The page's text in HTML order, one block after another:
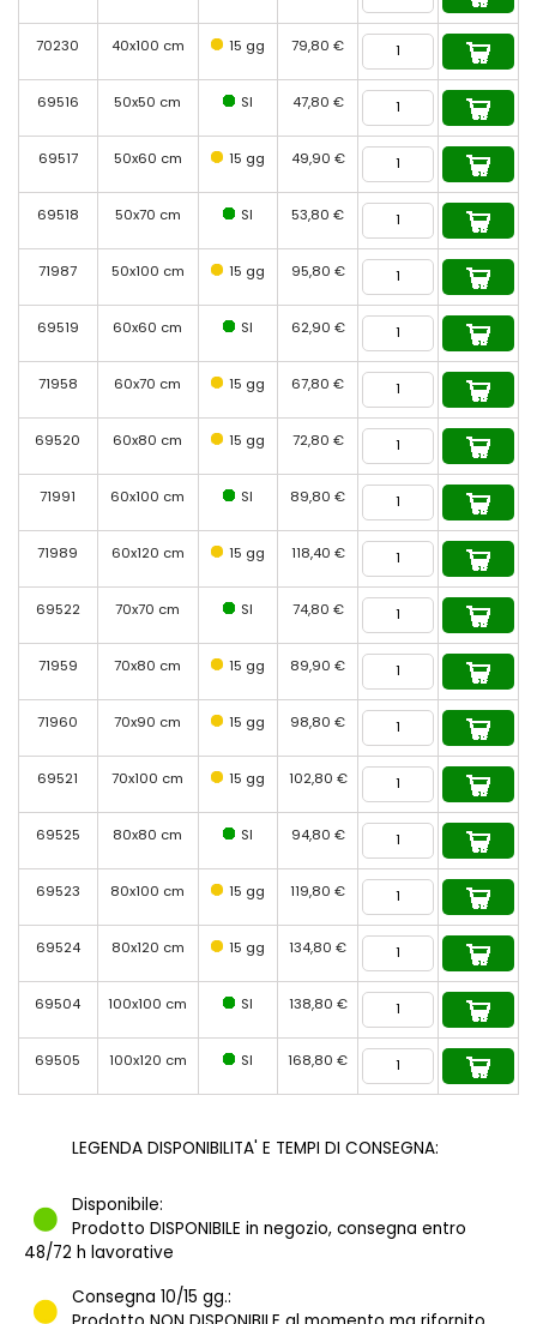
70230 40x100 cm 15 gg 79,80 €
69516 50x50 cm SI 47,80 €
69517 50x60 cm 15 gg 49,90 €
69518 50x70 cm SI 53,80 €
71987 50x100 cm 15 gg 95,80 €
69519 60x60 cm SI 62,90 €
71958 60x70 cm 15 gg 67,80 €
69520 60x80 cm 15 gg 72,80 €
71991 60x100 cm SI 89,80 €
71989 60x120 cm 15 gg 118,40 €
69522 70x70 cm SI 74,80 €
71959 70x80 cm 15 gg 89,90 €
71960 70x90 cm 15 gg 98,80 €
69521 70x100 cm 15 gg 102,80 €
69525 80x80 cm SI 94,80 €
69523 80x100 cm 15 gg 119,80 €
69524 80x120 cm 15 gg 134,80 €
69504 100x100 cm SI 138,80 €
69505 100x120 cm SI 168,80 €
LEGENDA DISPONIBILITA' E TEMPI DI CONSEGNA:
Disponibile:
Prodotto DISPONIBILE in negozio, consegna entro
48/72 h lavorative
Consegna 10/15 gg.: